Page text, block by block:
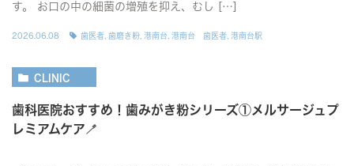
す。 お口の中の細菌の増殖を抑え、むし […]
2026.06.08 歯医者 歯磨き粉 港南台 港南台 歯医者 港南台駅
CLINIC
歯科医院おすすめ！歯みがき粉シリーズ①メルサージュプ
レミアムケア🪥